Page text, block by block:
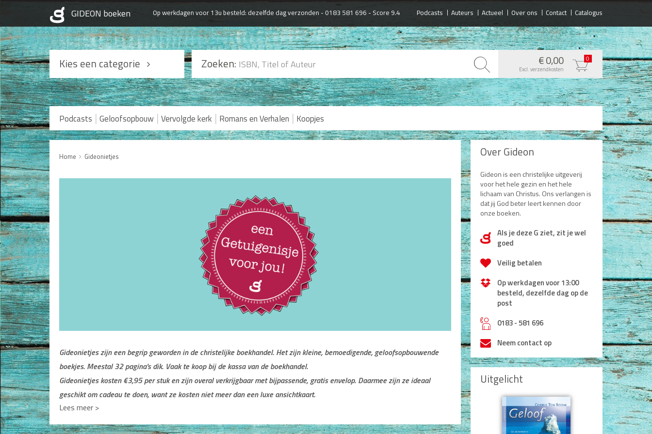
Op werkdagen voor 13u besteld: dezelfde dag verzonden - 0183 581 696 - Score 9.4 Podcasts Auteurs Actueel Over ons Contact Catalogus
Kies een categorie
Podcasts
Geloofsopbouw
Praktisch Christen zijn
Bijbel en Wetenschap
Alphacursus
Vervolgde kerk
Evangelisatie en Zending
Zoeken: € 0,00
Excl. verzendkosten
0
Podcasts | Geloofsopbouw | Vervolgde kerk | Romans en Verhalen | Koopjes
Home Gideonietjes
Gideonietjes zijn een begrip geworden in de christelijke boekhandel. Het zijn kleine, bemoedigende, geloofsopbouwende
boekjes. Meestal 32 pagina's dik. Vaak te koop bij de kassa van de boekhandel.
Gideonietjes kosten €3,95 per stuk en zijn overal verkrijgbaar met bijpassende, gratis envelop. Daarmee zijn ze ideaal
geschikt om cadeau te doen, want ze kosten niet meer dan een luxe ansichtkaart.
We hebben 8 Gideonietjes die bemoedigende boodschappen meegeven van Corrie ten Boom.
Lees meer >
Over Gideon
Gideon is een christelijke uitgeverij
voor het hele gezin en het hele
lichaam van Christus. Ons verlangen is
dat jij God beter leert kennen door
onze boeken.
dAls je deze G ziet, zit je wel
goed
Veilig betalen
Op werkdagen voor 13:00
besteld, dezelfde dag op de
post
h0183 - 581 696
Neem contact op
Uitgelicht